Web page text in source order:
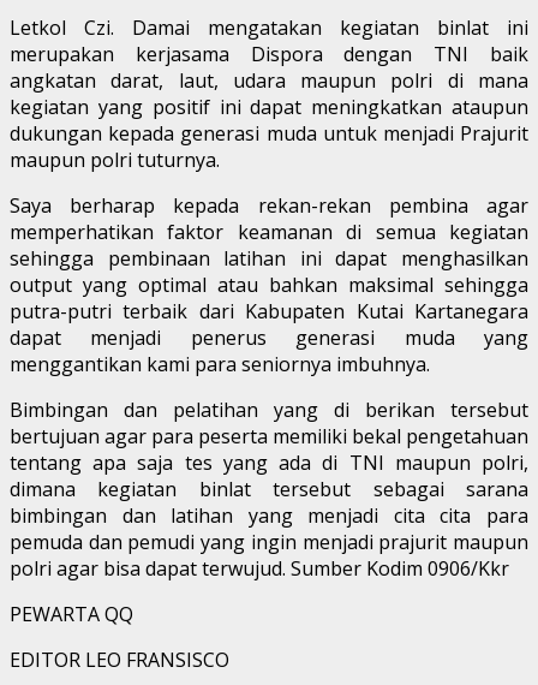
Letkol Czi. Damai mengatakan kegiatan binlat ini
merupakan kerjasama Dispora dengan TNI baik
angkatan darat, laut, udara maupun polri di mana
kegiatan yang positif ini dapat meningkatkan ataupun
dukungan kepada generasi muda untuk menjadi Prajurit
maupun polri tuturnya.
Saya berharap kepada rekan-rekan pembina agar
memperhatikan faktor keamanan di semua kegiatan
sehingga pembinaan latihan ini dapat menghasilkan
output yang optimal atau bahkan maksimal sehingga
putra-putri terbaik dari Kabupaten Kutai Kartanegara
dapat menjadi penerus generasi muda yang
menggantikan kami para seniornya imbuhnya.
Bimbingan dan pelatihan yang di berikan tersebut
bertujuan agar para peserta memiliki bekal pengetahuan
tentang apa saja tes yang ada di TNI maupun polri,
dimana kegiatan binlat tersebut sebagai sarana
bimbingan dan latihan yang menjadi cita cita para
pemuda dan pemudi yang ingin menjadi prajurit maupun
polri agar bisa dapat terwujud. Sumber Kodim 0906/Kkr
PEWARTA QQ
EDITOR LEO FRANSISCO